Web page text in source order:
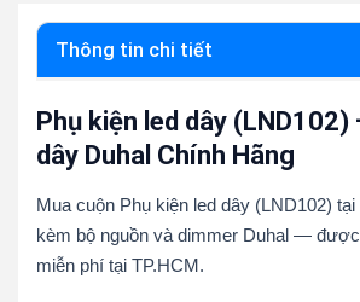
Thông tin chi tiết
Phụ kiện led dây (LND102)
dây Duhal Chính Hãng
Mua cuộn Phụ kiện led dây (LND102)
kèm bộ nguồn và dimmer Duhal —
miễn phí tại TP.HCM.